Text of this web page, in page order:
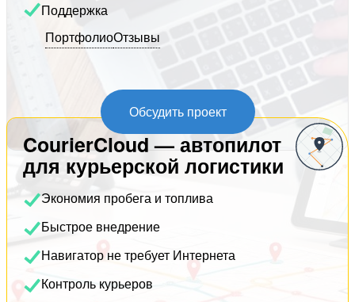
Поддержка
ПортфолиоОтзывы
Обсудить проект
CourierCloud — автопилот
для курьерской логистики
Экономия пробега и топлива
Быстрое внедрение
Навигатор не требует Интернета
Контроль курьеров